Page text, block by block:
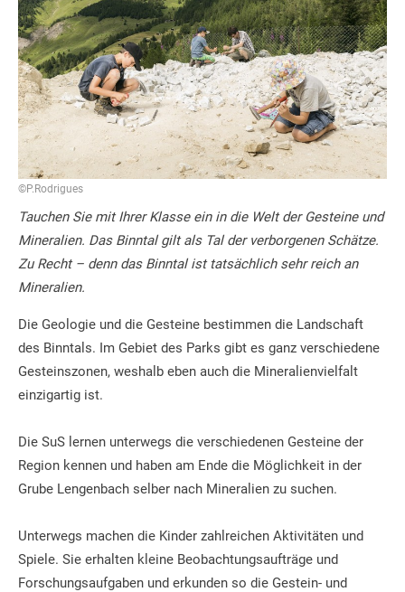
©P.Rodrigues
Tauchen Sie mit Ihrer Klasse ein in die Welt der Gesteine und
Mineralien. Das Binntal gilt als Tal der verborgenen Schätze.
Zu Recht – denn das Binntal ist tatsächlich sehr reich an
Mineralien.
Die Geologie und die Gesteine bestimmen die Landschaft
des Binntals. Im Gebiet des Parks gibt es ganz verschiedene
Gesteinszonen, weshalb eben auch die Mineralienvielfalt
einzigartig ist.
Die SuS lernen unterwegs die verschiedenen Gesteine der
Region kennen und haben am Ende die Möglichkeit in der
Grube Lengenbach selber nach Mineralien zu suchen.
Unterwegs machen die Kinder zahlreichen Aktivitäten und
Spiele. Sie erhalten kleine Beobachtungsaufträge und
Forschungsaufgaben und erkunden so die Gestein- und